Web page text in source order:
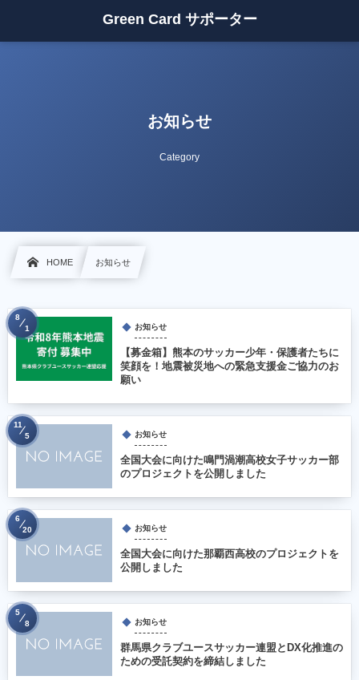
Green Card サポーター
お知らせ
Category
HOME お知らせ
お知らせ
【募金箱】熊本のサッカー少年・保護者たちに
笑顔を！地震被災地への緊急支援金ご協力のお
願い
8
1
お知らせ
全国大会に向けた鳴門渦潮高校女子サッカー部
のプロジェクトを公開しました
11
5
お知らせ
全国大会に向けた那覇西高校のプロジェクトを
公開しました
6
20
お知らせ
群馬県クラブユースサッカー連盟とDX化推進の
ための受託契約を締結しました
5
8